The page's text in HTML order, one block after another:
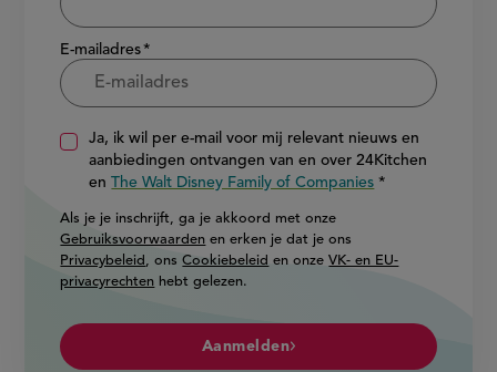
E-mailadres
Ja, ik wil per e-mail voor mij relevant nieuws en
aanbiedingen ontvangen van en over 24Kitchen
enThe Walt Disney Family of Companies
Als je je inschrijft, ga je akkoord met onze
Gebruiksvoorwaarden en erken je dat je ons
Privacybeleid , onsCookiebeleid en onzeVK- en EU-
privacyrechten hebt gelezen.
Aanmelden